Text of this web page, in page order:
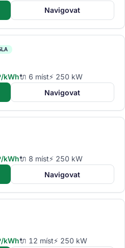
Navigovat
kWh🔌 6 míst⚡ 250 kW
Navigovat
kWh🔌 8 míst⚡ 250 kW
Navigovat
kWh🔌 12 míst⚡ 250 kW